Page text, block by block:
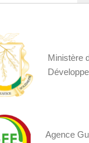
Ministère
Agence